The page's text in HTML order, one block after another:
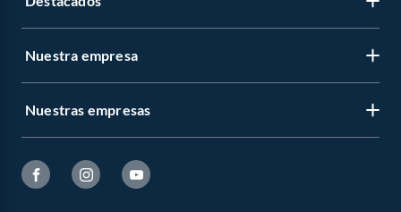
Nuestra empresa
Nuestras empresas